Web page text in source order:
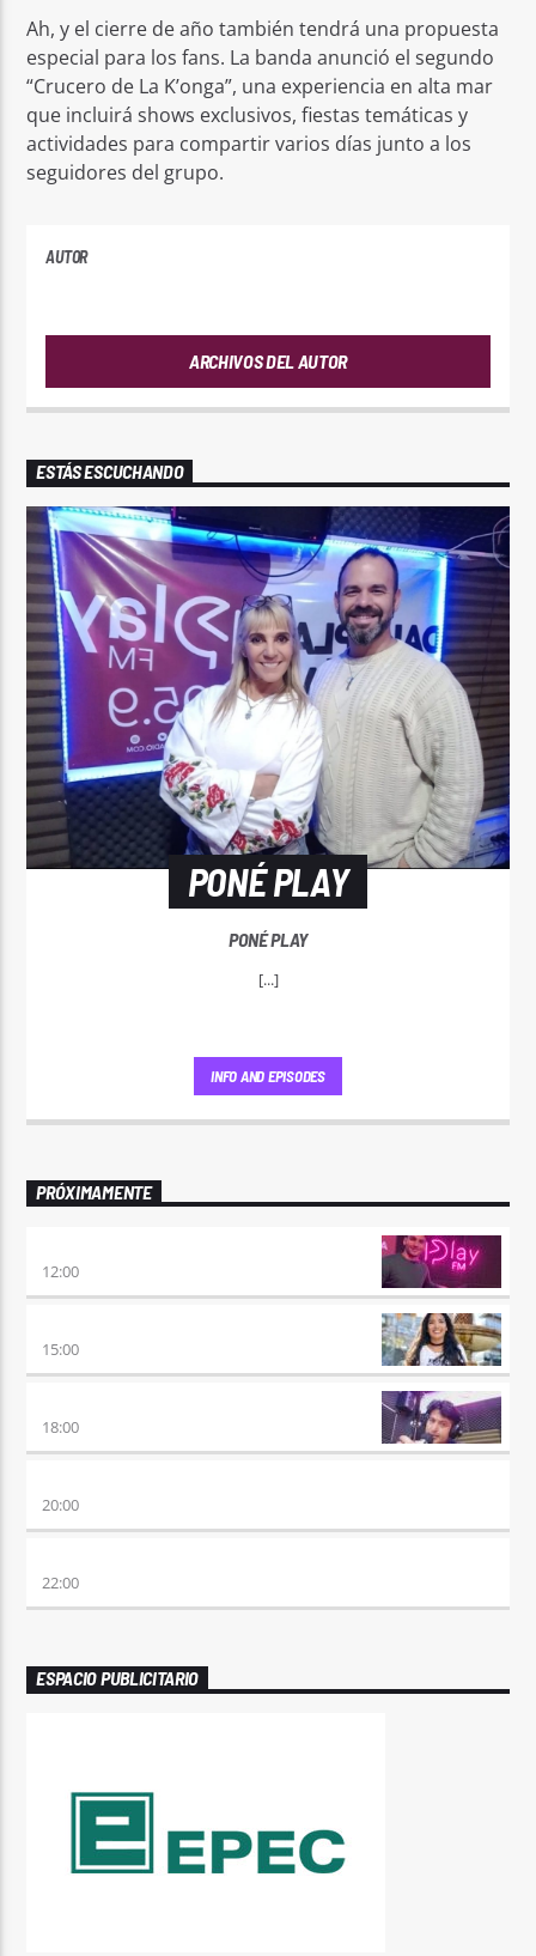
Ah, y el cierre de año también tendrá una propuesta
especial para los fans. La banda anunció el segundo
“Crucero de La K’onga”, una experiencia en alta mar
que incluirá shows exclusivos, fiestas temáticas y
actividades para compartir varios días junto a los
seguidores del grupo.
AUTOR
ARCHIVOS DEL AUTOR
ESTÁS ESCUCHANDO
PONÉ PLAY
PONÉ PLAY
[...]
INFO AND EPISODES
PRÓXIMAMENTE
12:00
15:00
18:00
20:00
22:00
ESPACIO PUBLICITARIO